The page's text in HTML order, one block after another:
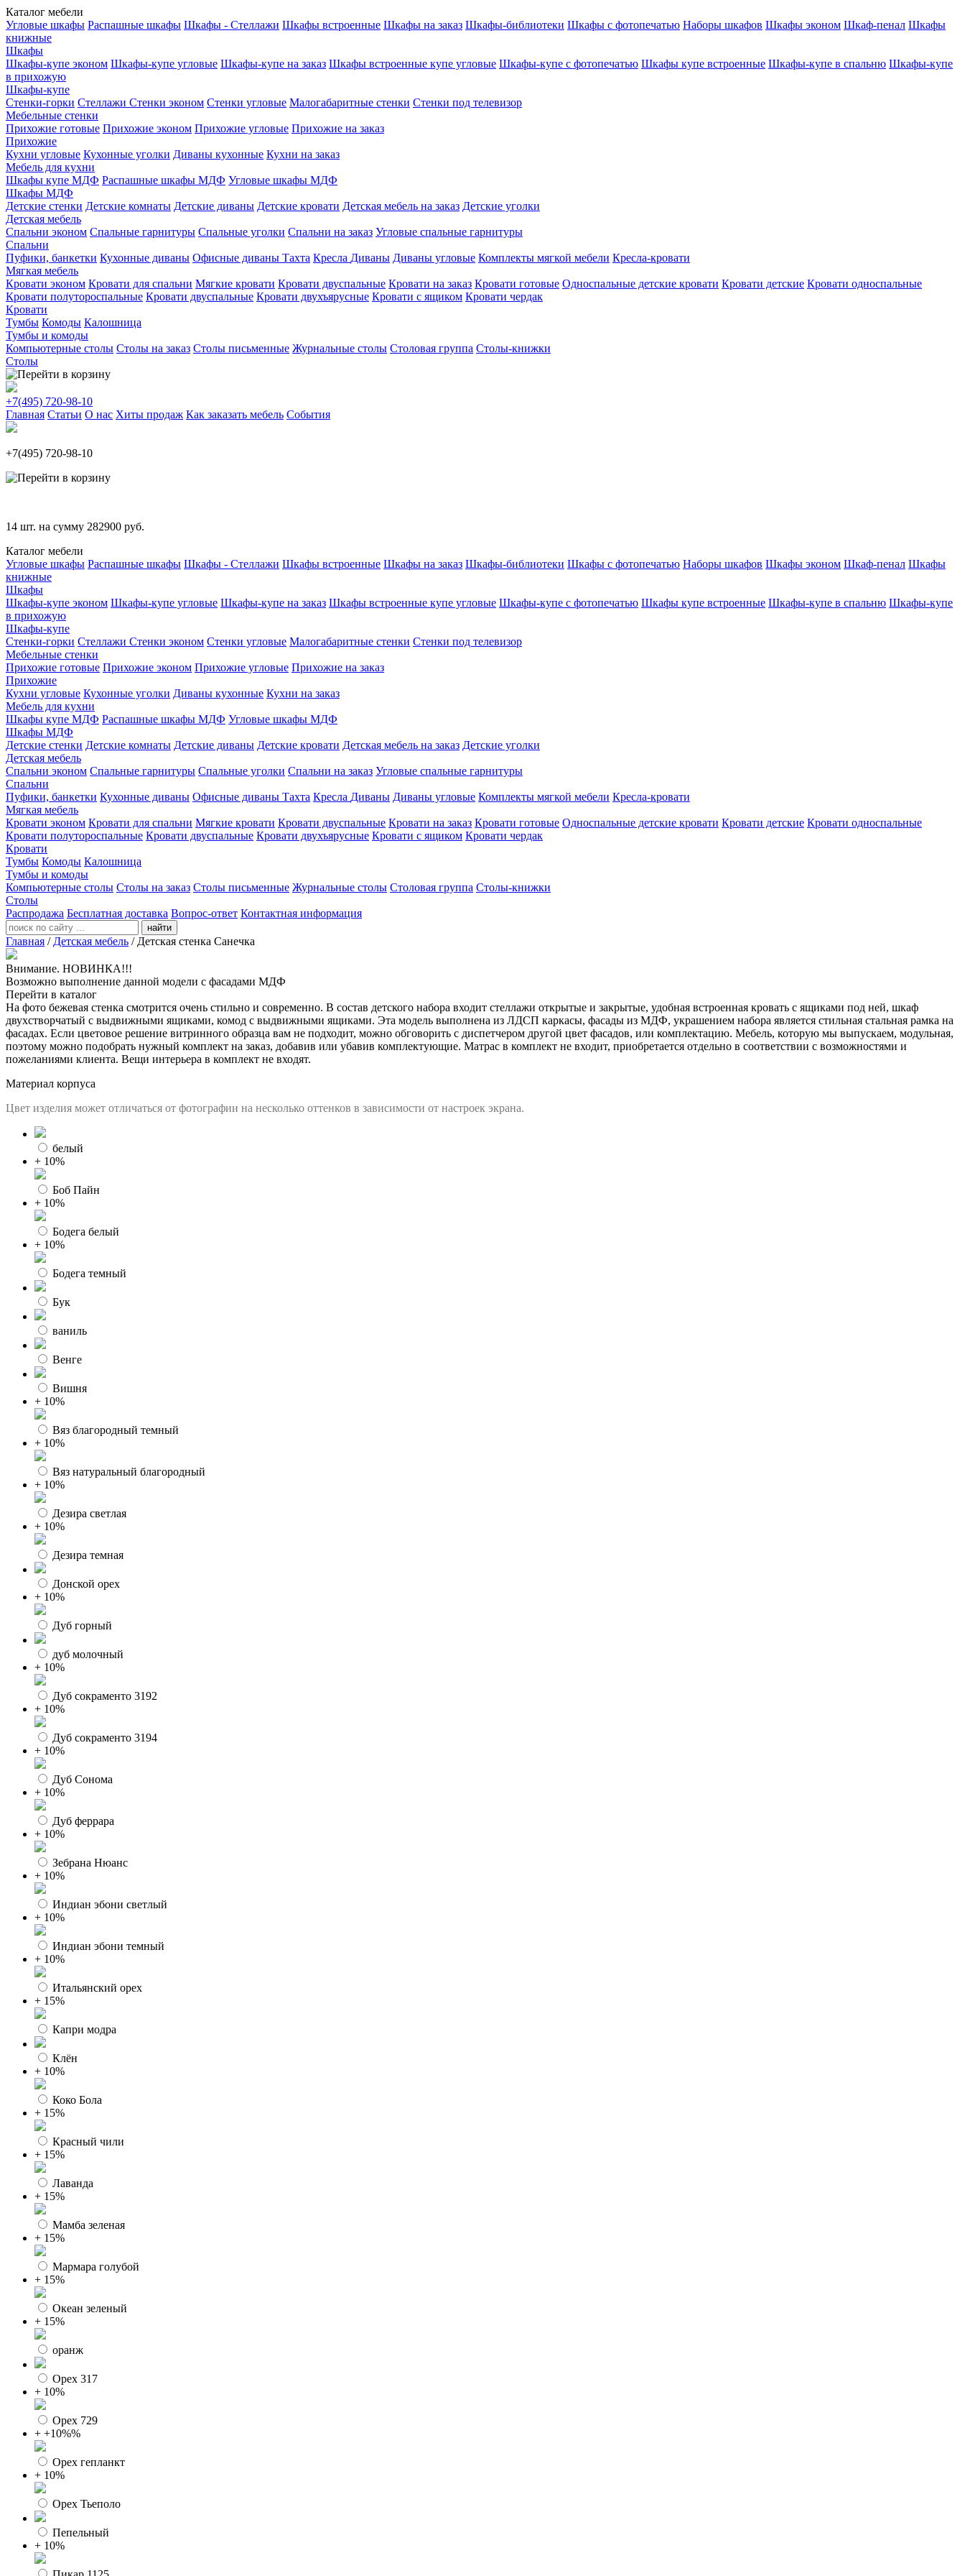
Каталог мебели
Угловые шкафы Распашные шкафы Шкафы - Стеллажи Шкафы встроенные Шкафы на заказ Шкафы-библиотеки Шкафы с фотопечатью Наборы шкафов Шкафы эконом Шкаф-пенал Шкафы
книжные
Шкафы
Шкафы-купе эконом Шкафы-купе угловые Шкафы-купе на заказ Шкафы встроенные купе угловые Шкафы-купе с фотопечатью Шкафы купе встроенные Шкафы-купе в спальню Шкафы-купе
в прихожую
Шкафы-купе
Стенки-горки Стеллажи Стенки эконом Стенки угловые Малогабаритные стенки Стенки под телевизор
Мебельные стенки
Прихожие готовые Прихожие эконом Прихожие угловые Прихожие на заказ
Прихожие
Кухни угловые Кухонные уголки Диваны кухонные Кухни на заказ
Мебель для кухни
Шкафы купе МДФ Распашные шкафы МДФ Угловые шкафы МДФ
Шкафы МДФ
Детские стенки Детские комнаты Детские диваны Детские кровати Детская мебель на заказ Детские уголки
Детская мебель
Спальни эконом Спальные гарнитуры Спальные уголки Спальни на заказ Угловые спальные гарнитуры
Спальни
Пуфики, банкетки Кухонные диваны Офисные диваны Тахта Кресла Диваны Диваны угловые Комплекты мягкой мебели Кресла-кровати
Мягкая мебель
Кровати эконом Кровати для спальни Мягкие кровати Кровати двуспальные Кровати на заказ Кровати готовые Односпальные детские кровати Кровати детские Кровати односпальные
Кровати полутороспальные Кровати двуспальные Кровати двухъярусные Кровати с ящиком Кровати чердак
Кровати
Тумбы Комоды Калошница
Тумбы и комоды
Компьютерные столы Столы на заказ Столы письменные Журнальные столы Столовая группа Столы-книжки
Столы
+7(495) 720-98-10
Главная Статьи О нас Хиты продаж Как заказать мебель События
+7(495) 720-98-10
14 шт. на сумму 282900 руб.
Каталог мебели
Угловые шкафы Распашные шкафы Шкафы - Стеллажи Шкафы встроенные Шкафы на заказ Шкафы-библиотеки Шкафы с фотопечатью Наборы шкафов Шкафы эконом Шкаф-пенал Шкафы
книжные
Шкафы
Шкафы-купе эконом Шкафы-купе угловые Шкафы-купе на заказ Шкафы встроенные купе угловые Шкафы-купе с фотопечатью Шкафы купе встроенные Шкафы-купе в спальню Шкафы-купе
в прихожую
Шкафы-купе
Стенки-горки Стеллажи Стенки эконом Стенки угловые Малогабаритные стенки Стенки под телевизор
Мебельные стенки
Прихожие готовые Прихожие эконом Прихожие угловые Прихожие на заказ
Прихожие
Кухни угловые Кухонные уголки Диваны кухонные Кухни на заказ
Мебель для кухни
Шкафы купе МДФ Распашные шкафы МДФ Угловые шкафы МДФ
Шкафы МДФ
Детские стенки Детские комнаты Детские диваны Детские кровати Детская мебель на заказ Детские уголки
Детская мебель
Спальни эконом Спальные гарнитуры Спальные уголки Спальни на заказ Угловые спальные гарнитуры
Спальни
Пуфики, банкетки Кухонные диваны Офисные диваны Тахта Кресла Диваны Диваны угловые Комплекты мягкой мебели Кресла-кровати
Мягкая мебель
Кровати эконом Кровати для спальни Мягкие кровати Кровати двуспальные Кровати на заказ Кровати готовые Односпальные детские кровати Кровати детские Кровати односпальные
Кровати полутороспальные Кровати двуспальные Кровати двухъярусные Кровати с ящиком Кровати чердак
Кровати
Тумбы Комоды Калошница
Тумбы и комоды
Компьютерные столы Столы на заказ Столы письменные Журнальные столы Столовая группа Столы-книжки
Столы
Распродажа Бесплатная доставка Вопрос-ответ Контактная информация
найти
Главная / Детская мебель / Детская стенка Санечка
Внимание. НОВИНКА!!!
Возможно выполнение данной модели с фасадами МДФ
Перейти в каталог
На фото бежевая стенка смотрится очень стильно и современно. В состав детского набора входит стеллажи открытые и закрытые, удобная встроенная кровать с ящиками под ней, шкаф
двухстворчатый с выдвижными ящиками, комод с выдвижными ящиками. Эта модель выполнена из ЛДСП каркасы, фасады из МДФ, украшением набора является стильная стальная рамка на
фасадах. Если цветовое решение витринного образца вам не подходит, можно обговорить с диспетчером другой цвет фасадов, или комплектацию. Мебель, которую мы выпускаем, модульная,
поэтому можно подобрать нужный комплект на заказ, добавив или убавив комплектующие. Матрас в комплект не входит, приобретается отдельно в соответствии с возможностями и
пожеланиями клиента. Вещи интерьера в комплект не входят.
Материал корпуса
Цвет изделия может отличаться от фотографии на несколько оттенков в зависимости от настроек экрана.
белый
+ 10%
Боб Пайн
+ 10%
Бодега белый
+ 10%
Бодега темный
Бук
ваниль
Венге
Вишня
+ 10%
Вяз благородный темный
+ 10%
Вяз натуральный благородный
+ 10%
Дезира светлая
+ 10%
Дезира темная
Донской орех
+ 10%
Дуб горный
дуб молочный
+ 10%
Дуб сокраменто 3192
+ 10%
Дуб сокраменто 3194
+ 10%
Дуб Сонома
+ 10%
Дуб феррара
+ 10%
Зебрана Нюанс
+ 10%
Индиан эбони светлый
+ 10%
Индиан эбони темный
+ 10%
Итальянский орех
+ 15%
Капри модра
Клён
+ 10%
Коко Бола
+ 15%
Красный чили
+ 15%
Лаванда
+ 15%
Мамба зеленая
+ 15%
Мармара голубой
+ 15%
Океан зеленый
+ 15%
оранж
Орех 317
+ 10%
Орех 729
+ +10%%
Орех гепланкт
+ 10%
Орех Тьеполо
Пепельный
+ 10%